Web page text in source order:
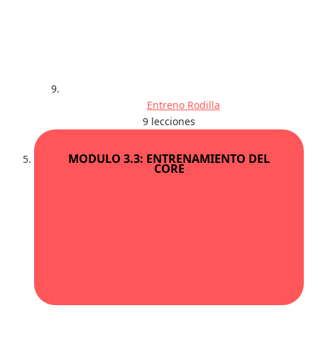
Entreno Rodilla
9 lecciones
MODULO 3.3: ENTRENAMIENTO DEL
CORE